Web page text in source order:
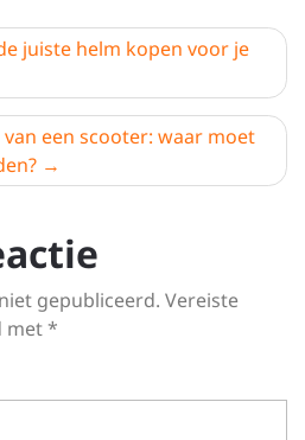
juiste helm kopen voor je
een scooter: waar moet
gepubliceerd. Vereiste
met*